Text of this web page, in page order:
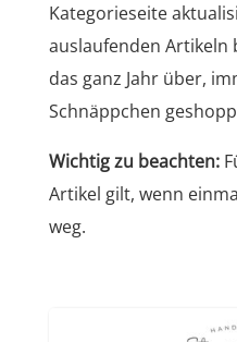
Kategorieseite
auslaufenden Artikeln
das ganz Jahr über,
Schnäppchen
Wichtig zu beachten:
Artikel gilt, wenn
weg.